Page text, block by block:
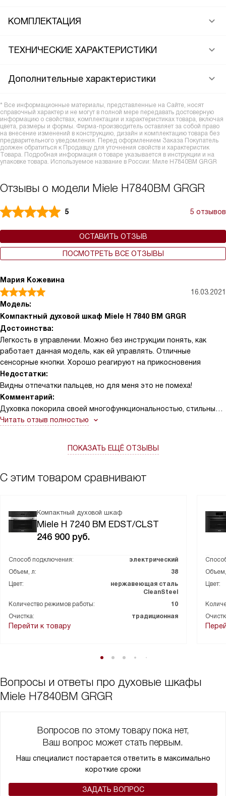
КОМПЛЕКТАЦИЯ
ТЕХНИЧЕСКИЕ ХАРАКТЕРИСТИКИ
Дополнительные характеристики
* Все информационные материалы, представленные на Сайте, носят
справочный характер и не могут в полной мере передавать достоверную
информацию о свойствах, комплектации и характеристиках товара, включая
цвета, размеры и формы. Фирма-производитель оставляет за собой право
на внесение изменений в конструкцию, дизайн и комплектацию товара без
предварительного уведомления. Перед оформлением Заказа Покупатель
должен обратиться к Продавцу для уточнения свойств и характеристик
Товара. Подробная информация о товаре указывается в инструкции и на
упаковке товара. Используемое название в России: Миле H7840BM GRGR
Отзывы о модели Miele H7840BM GRGR
5 5 отзывов
ОСТАВИТЬ ОТЗЫВ
ПОСМОТРЕТЬ ВСЕ ОТЗЫВЫ
Мария Кожевина
16.03.2021
Модель:
Компактный духовой шкаф Miele H 7840 BM GRGR
Достоинства:
Легкость в управлении. Можно без инструкции понять, как
работает данная модель, как ей управлять. Отличные
сенсорные кнопки. Хорошо реагируют на прикосновения
Недостатки:
Видны отпечатки пальцев, но для меня это не помеха!
Комментарий:
Духовка покорила своей многофункциональностью, стильным
внешним видом. Особенно нравится наличие различных
блюда. Рекомендую данную марку всем!
Читать отзыв полностью
ПОКАЗАТЬ ЕЩЁ ОТЗЫВЫ
С этим товаром сравнивают
Компактный духовой шкаф
Miele H 7240 BM EDST/CLST
246 900 руб.
Способ подключения:
электрический
Объем, л:
38
Цвет:
нержавеющая сталь
CleanSteel
Количество режимов работы:
10
Очистка:
традиционная
Перейти к товару
Цвет:
Вопросы и ответы про духовые шкафы
Miele H7840BM GRGR
Вопросов по этому товару пока нет,
Ваш вопрос может стать первым.
Наш специалист постарается ответить в максимально
короткие сроки
ЗАДАТЬ ВОПРОС